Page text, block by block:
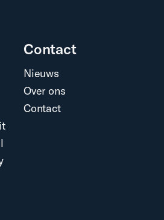
Contact
Nieuws
Over ons
Contact